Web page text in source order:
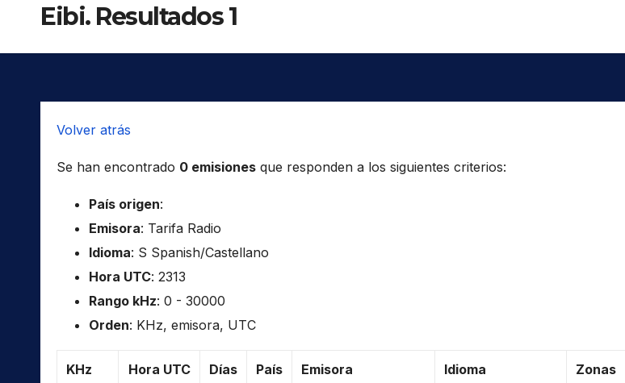
Eibi. Resultados 1
Volver atrás
Se han encontrado 0 emisiones que responden a los siguientes criterios:
País origen:
Emisora: Tarifa Radio
Idioma: S Spanish/Castellano
Hora UTC: 2313
Rango kHz: 0 - 30000
Orden: KHz, emisora, UTC
KHz Hora UTC Días País Emisora Idioma Zonas